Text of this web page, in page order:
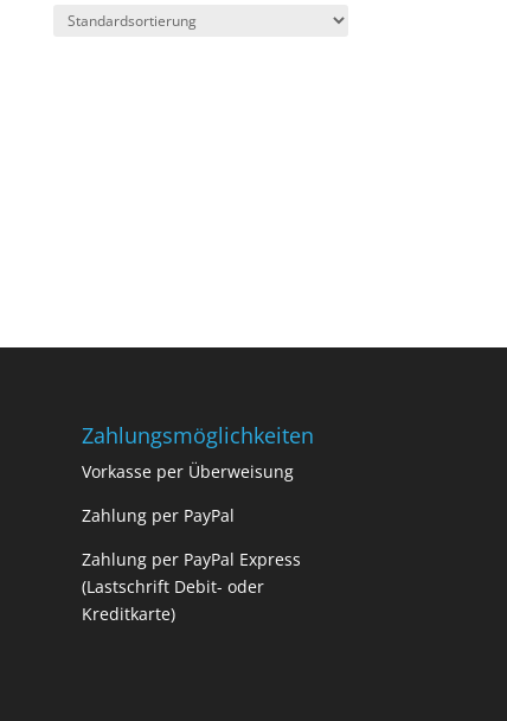
Zahlungsmöglichkeiten
Vorkasse per Überweisung
Zahlung per PayPal
Zahlung per PayPal Express
(Lastschrift Debit- oder
Kreditkarte)